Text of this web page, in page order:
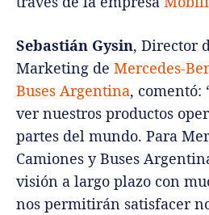
Sebastián Gysin, Director
Marketing de Mercedes-
Buses Argentina, comentó:
ver nuestros productos
partes del mundo. Para
Camiones y Buses
visión a largo plazo con
nos permitirán satisfacer